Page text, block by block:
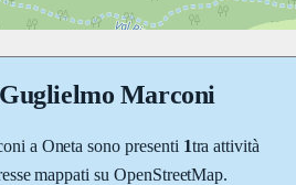
Marconi
a Oneta sono presenti 1tra attività
mappati su OpenStreetMap.